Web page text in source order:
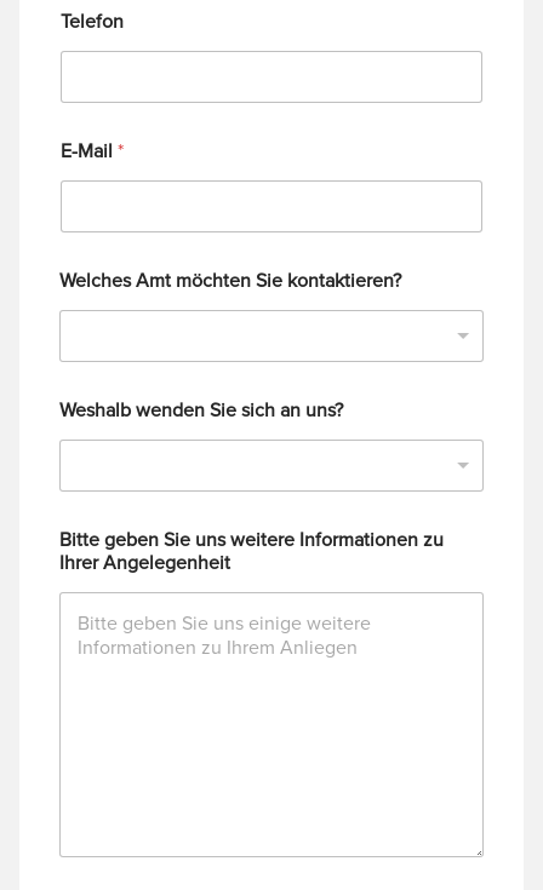
Telefon
E-Mail *
Welches Amt möchten Sie kontaktieren?
Weshalb wenden Sie sich an uns?
Bitte geben Sie uns weitere Informationen zu
Ihrer Angelegenheit